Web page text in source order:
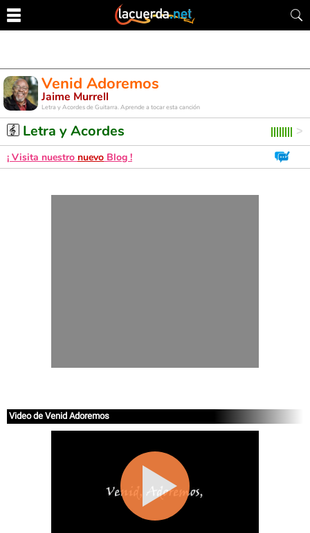
Venid Adoremos
Jaime Murrell
Letra y Acordes de Guitarra. Aprende a tocar esta canción
Letra y Acordes
¡ Visita nuestro nuevo Blog !
Video de Venid Adoremos